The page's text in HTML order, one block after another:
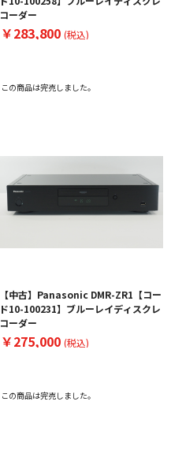
コーダー
￥283,800 (税込)
この商品は完売しました。
【中古】Panasonic DMR-ZR1【コー
ド10-100231】ブルーレイディスクレ
コーダー
￥275,000 (税込)
この商品は完売しました。